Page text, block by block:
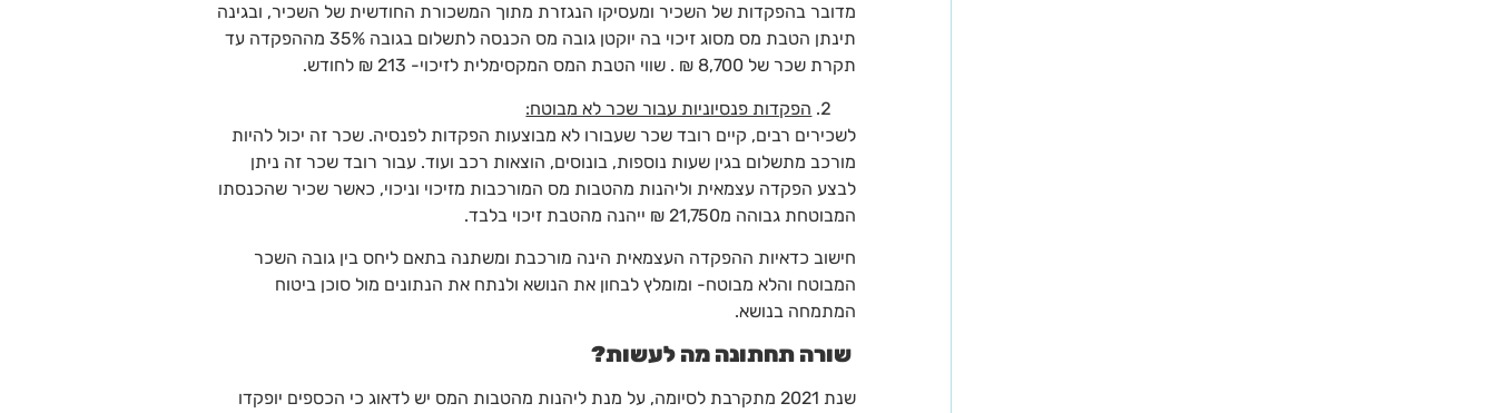
מדובר בהפקדות של השכיר ומעסיקו הנגזרת מתוך המשכורת החודשית של השכיר, ובגינה
תינתן הטבת מס מסוג זיכוי בה יוקטן גובה מס הכנסה לתשלום בגובה 35% מההפקדה עד
תקרת שכר של 8,700 ₪ . שווי הטבת המס המקסימלית לזיכוי- 213 ₪ לחודש.
הפקדות פנסיוניות עבור שכר לא מבוטח:
לשכירים רבים, קיים רובד שכר שעבורו לא מבוצעות הפקדות לפנסיה. שכר זה יכול להיות
מורכב מתשלום בגין שעות נוספות, בונוסים, הוצאות רכב ועוד. עבור רובד שכר זה ניתן
לבצע הפקדה עצמאית וליהנות מהטבות מס המורכבות מזיכוי וניכוי, כאשר שכיר שהכנסתו
המבוטחת גבוהה מ21,750 ₪ ייהנה מהטבת זיכוי בלבד.
חישוב כדאיות ההפקדה העצמאית הינה מורכבת ומשתנה בתאם ליחס בין גובה השכר
המבוטח והלא מבוטח- ומומלץ לבחון את הנושא ולנתח את הנתונים מול סוכן ביטוח
המתמחה בנושא.
שורה תחתונה מה לעשות?
שנת 2021 מתקרבת לסיומה, על מנת ליהנות מהטבות המס יש לדאוג כי הכספים יופקדו